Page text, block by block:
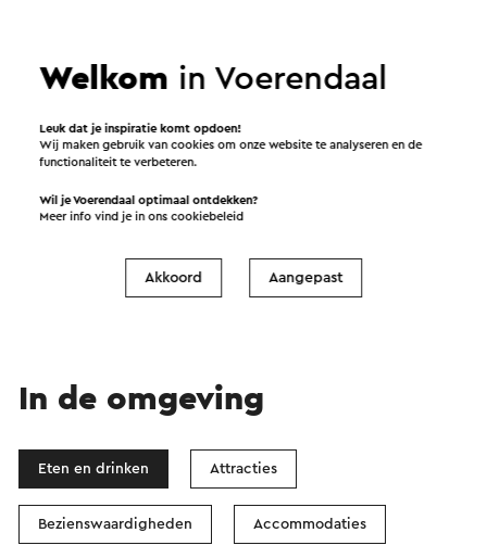
Start de route
Filters tonen
In de omgeving
Eten en drinken Attracties
Bezienswaardigheden Accommodaties
Welkom in Voerendaal
Leuk dat je inspiratie komt opdoen!
Wij maken gebruik van cookies om onze website te analyseren en de
functionaliteit te verbeteren.
Wil je Voerendaal optimaal ontdekken?
Meer info vind je in onscookiebeleid
Akkoord Aangepast